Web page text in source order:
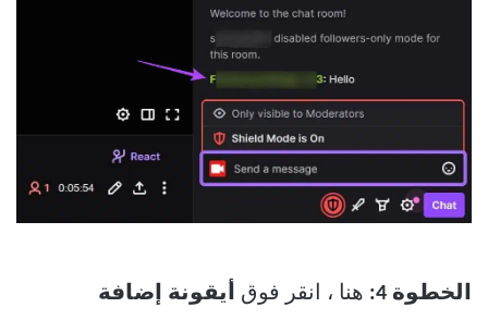
الخطوة 4: هنا ، انقر فوق أيقونة إضافة